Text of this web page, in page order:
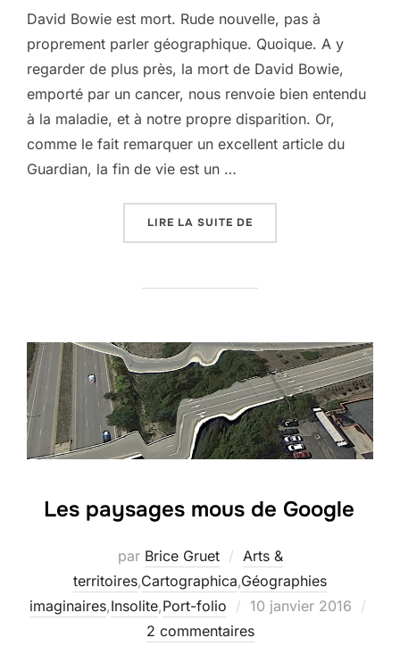
David Bowie est mort. Rude nouvelle, pas à
proprement parler géographique. Quoique. A y
regarder de plus près, la mort de David Bowie,
emporté par un cancer, nous renvoie bien entendu
à la maladie, et à notre propre disparition. Or,
comme le fait remarquer un excellent article du
Guardian, la fin de vie est un …
LIRE LA SUITE DE
Les paysages mous de Google
par Brice Gruet
Arts &
territoires,Cartographica,Géographies
imaginaires,Insolite,Port-folio
Publié
le
10 janvier 2016
2 commentaires